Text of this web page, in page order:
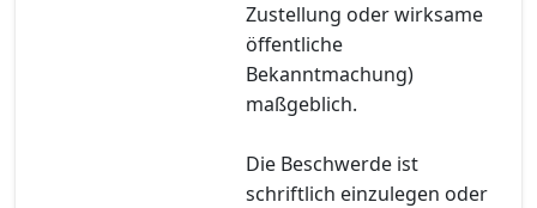
Zustellung oder wirksame
öffentliche
Bekanntmachung)
maßgeblich.
Die Beschwerde ist
schriftlich einzulegen oder